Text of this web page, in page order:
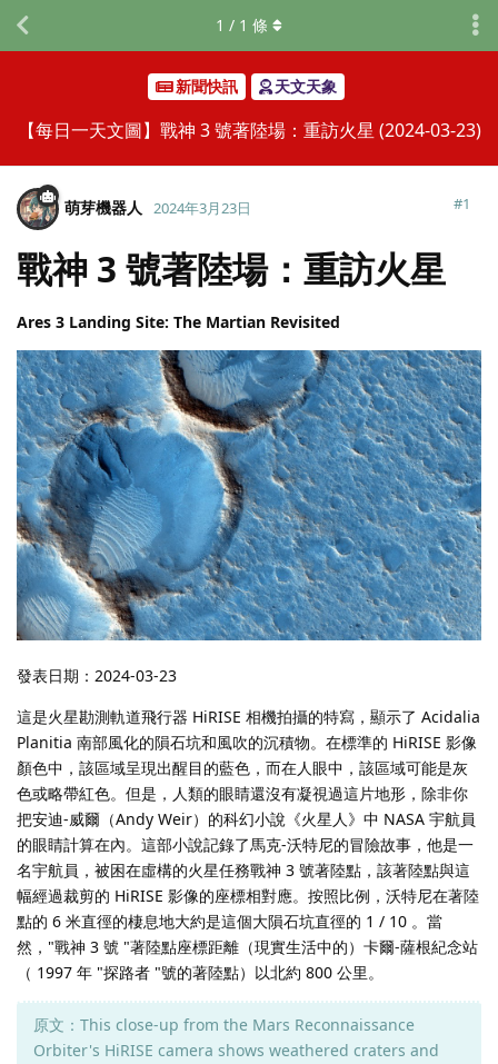
新聞快訊 天文天象
【每日一天文圖】戰神 3 號著陸場：重訪火星 (2024-03-23)
1 / 1 條
萌芽機器人 2024年3月23日 #1
戰神 3 號著陸場：重訪火星
Ares 3 Landing Site: The Martian Revisited
發表日期：2024-03-23
這是火星勘測軌道飛行器 HiRISE 相機拍攝的特寫，顯示了 Acidalia
Planitia 南部風化的隕石坑和風吹的沉積物。在標準的 HiRISE 影像
顏色中，該區域呈現出醒目的藍色，而在人眼中，該區域可能是灰
色或略帶紅色。但是，人類的眼睛還沒有凝視過這片地形，除非你
把安迪-威爾（Andy Weir）的科幻小說《火星人》中 NASA 宇航員
的眼睛計算在內。這部小說記錄了馬克-沃特尼的冒險故事，他是一
名宇航員，被困在虛構的火星任務戰神 3 號著陸點，該著陸點與這
幅經過裁剪的 HiRISE 影像的座標相對應。按照比例，沃特尼在著陸
點的 6 米直徑的棲息地大約是這個大隕石坑直徑的 1 / 10 。當
然，"戰神 3 號 "著陸點座標距離（現實生活中的）卡爾-薩根紀念站
（ 1997 年 "探路者 "號的著陸點）以北約 800 公里。
原文：This close-up from the Mars Reconnaissance
Orbiter's HiRISE camera shows weathered craters and